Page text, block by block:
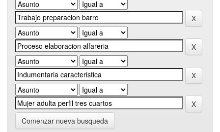
Comenzar nueva busqueda